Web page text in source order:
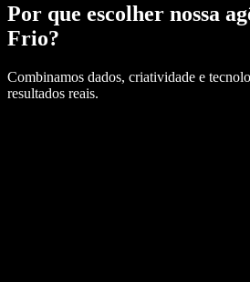
Por que escolher nossa
Frio?
Combinamos dados, criatividade e
resultados reais.